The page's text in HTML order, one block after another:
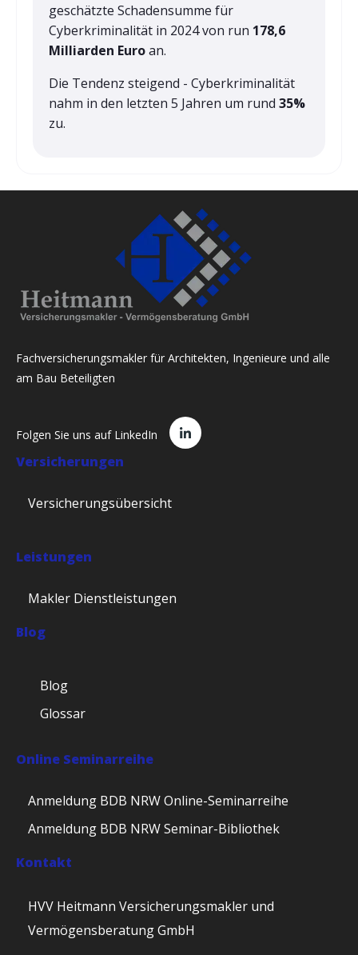
geschätzte Schadensumme für
Cyberkriminalität in 2024 von run 178,6
Milliarden Euroan.
Die Tendenz steigend - Cyberkriminalität
nahm in den letzten 5 Jahren um rund 35%
zu.
Fachversicherungsmakler für Architekten, Ingenieure und alle
am Bau Beteiligten
Folgen Sie uns auf LinkedIn
Versicherungen
Versicherungsübersicht
Leistungen
Makler Dienstleistungen
Blog
Blog
Glossar
Online Seminarreihe
Anmeldung BDB NRW Online-Seminarreihe
Anmeldung BDB NRW Seminar-Bibliothek
Kontakt
HVV Heitmann Versicherungsmakler und
Vermögensberatung GmbH